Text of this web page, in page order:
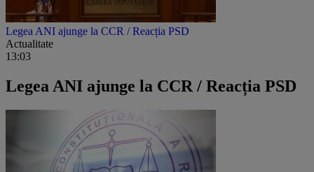
Legea ANI ajunge la CCR / Reacția PSD
Actualitate
13:03
Legea ANI ajunge la CCR / Reacția PSD